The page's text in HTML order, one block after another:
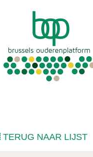
TERUG NAAR LIJST